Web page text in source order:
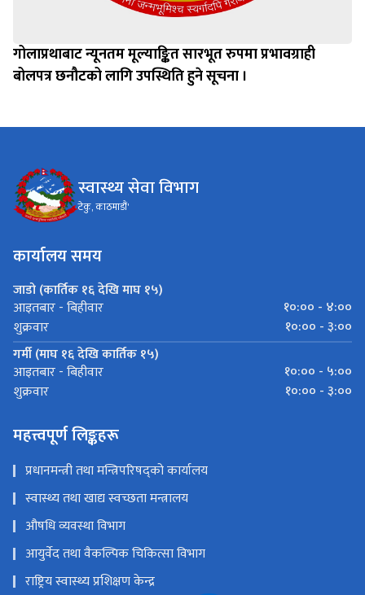
गोलाप्रथाबाट न्यूनतम मूल्याङ्कित सारभूत रुपमा प्रभावग्राही
बोलपत्र छनौटको लागि उपस्थिति हुने सूचना ।
स्वास्थ्य सेवा विभाग
टेकु, काठमाडौं'
कार्यालय समय
जाडो (कार्तिक १६ देखि माघ १५)
आइतबार - बिहीवार
१०:०० - ४:००
शुक्रवार
१०:०० - ३:००
गर्मी (माघ १६ देखि कार्तिक १५)
आइतबार - बिहीवार
१०:०० - ५:००
शुक्रवार
१०:०० - ३:००
महत्त्वपूर्ण लिङ्कहरू
प्रधानमन्त्री तथा मन्त्रिपरिषद्को कार्यालय
स्वास्थ्य तथा खाद्य स्वच्छता मन्त्रालय
औषधि व्यवस्था विभाग
आयुर्वेद तथा वैकल्पिक चिकित्सा विभाग
राष्ट्रिय स्वास्थ्य प्रशिक्षण केन्द्र